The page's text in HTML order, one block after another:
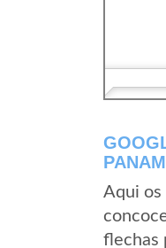
Aqui os
flechas